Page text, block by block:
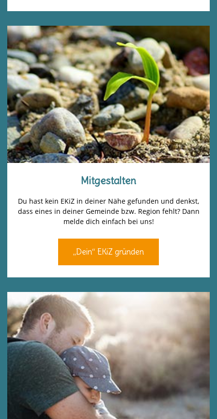
Mitgestalten
Du hast kein EKiZ in deiner Nähe gefunden und denkst,
dass eines in deiner Gemeinde bzw. Region fehlt? Dann
melde dich einfach bei uns!
„Dein“ EKiZ gründen